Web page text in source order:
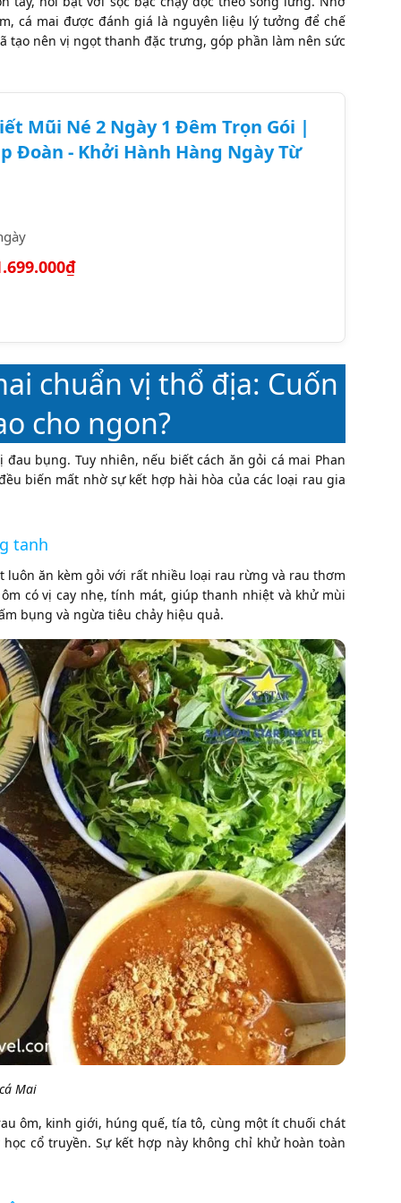
cá mai được đánh giá là nguyên liệu lý tưởng để chế
tạo nên vị ngọt thanh đặc trưng, góp phần làm nên sức
Mũi Né 2 Ngày 1 Đêm Trọn Gói |
Đoàn - Khởi Hành Hàng Ngày Từ
chuẩn vị thổ địa: Cuốn
cho ngon?
bụng. Tuy nhiên, nếu biết cách ăn gỏi cá mai Phan
biến mất nhờ sự kết hợp hài hòa của các loại rau gia
tanh
luôn ăn kèm gỏi với rất nhiều loại rau rừng và rau thơm
có vị cay nhẹ, tính mát, giúp thanh nhiệt và khử mùi
bụng và ngừa tiêu chảy hiệu quả.
Mai
ôm, kinh giới, húng quế, tía tô, cùng một ít chuối chát
cổ truyền. Sự kết hợp này không chỉ khử hoàn toàn